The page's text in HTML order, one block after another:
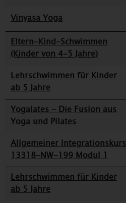
Vinyasa Yoga
Eltern-Kind-Schwimmen
(Kinder von 4-5 Jahre)
Lehrschwimmen für Kinder
ab 5 Jahre
Yogalates - Die Fusion aus
Yoga und Pilates
Allgemeiner Integrationskurs
13318-NW-199 Modul 1
Lehrschwimmen für Kinder
ab 5 Jahre